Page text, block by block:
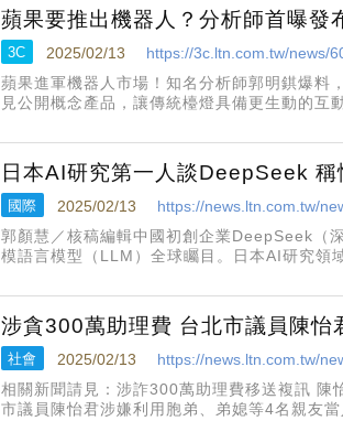
蘋果要推出機器人？分析師首曝
3C 2025/02/13
https://3c.ltn.com.tw/news/
蘋果進軍機器人市場！知名分析師郭明錤爆料
見公開概念產品，讓傳統檯燈具備更生動的互
日本AI研究第一人談DeepSeek
國際 2025/02/13
https://news.ltn.com.tw/
郭顏慧／核稿編輯中國初創企業DeepSeek（
模語言模型（LLM）全球矚目。日本AI研究領
涉貪300萬助理費 台北市議員陳怡
社會 2025/02/13
https://news.ltn.com.tw/
相關新聞請見：涉詐300萬助理費移送複訊 陳
市議員陳怡君涉嫌利用胞弟、弟媳等4名親友